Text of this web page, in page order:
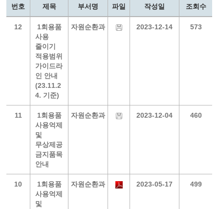
번호 제목 부서명 파일 작성일 조회수
12
1회용품
사용
줄이기
적용범위
가이드라
인 안내
(23.11.2
4. 기준)
자원순환과 2023-12-14 573
11
1회용품
사용억제
및
무상제공
금지품목
안내
자원순환과 2023-12-04 460
10
1회용품
사용억제
및
자원순환과 2023-05-17 499